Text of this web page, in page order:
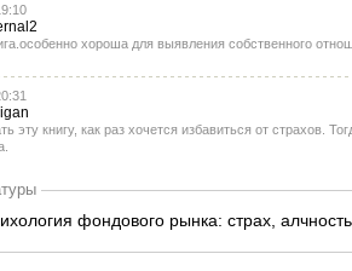
хороша для выявления собственного
эту книгу, как раз хочется избавиться от страхов.
фондового рынка: страх,